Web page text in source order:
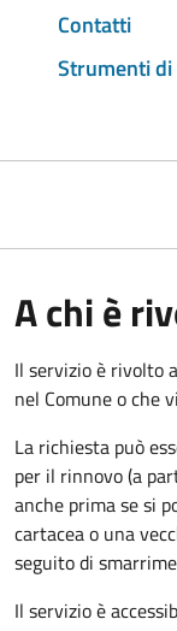
Contatti
Strumenti
A chi è
Il servizio è rivolto
nel Comune o che
La richiesta può
per il rinnovo (a
anche prima se si
cartacea o una
seguito di
Il servizio è